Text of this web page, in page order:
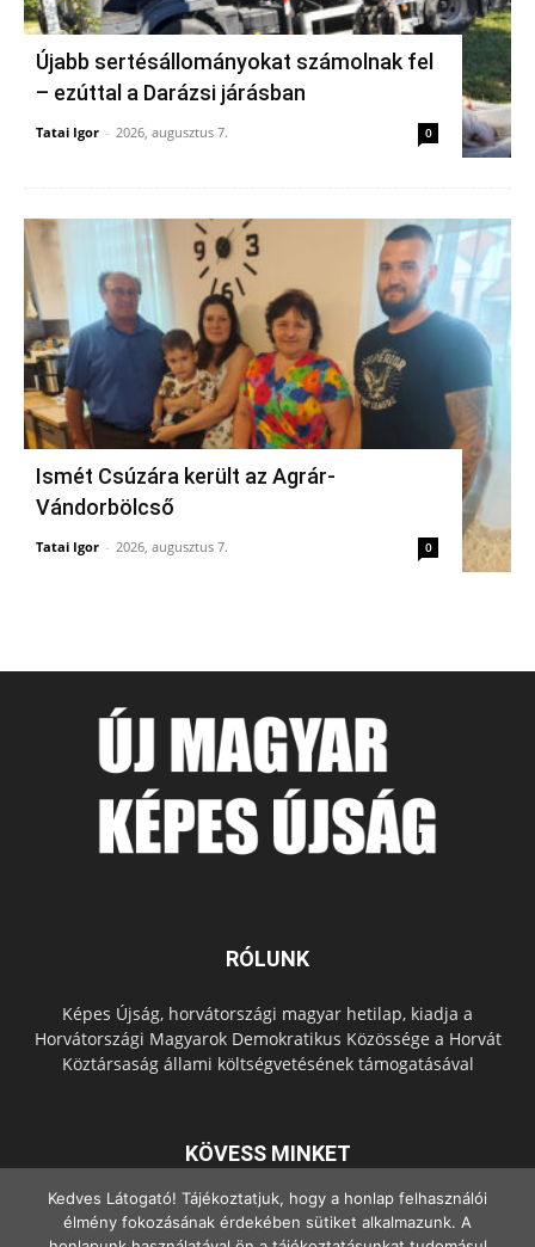
Újabb sertésállományokat számolnak fel
– ezúttal a Darázsi járásban
Tatai Igor - 2026, augusztus 7. 0
Ismét Csúzára került az Agrár-
Vándorbölcső
Tatai Igor - 2026, augusztus 7. 0
RÓLUNK
Képes Újság, horvátországi magyar hetilap, kiadja a
Horvátországi Magyarok Demokratikus Közössége a Horvát
Köztársaság állami költségvetésének támogatásával
KÖVESS MINKET
Kedves Látogató! Tájékoztatjuk, hogy a honlap felhasználói
élmény fokozásának érdekében sütiket alkalmazunk. A